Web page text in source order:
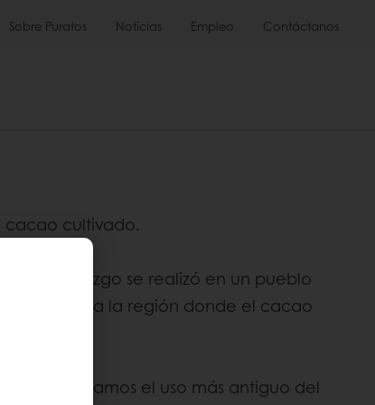
Sobre Puratos Noticias Empleo Contáctanos
cacao cultivado.
Este hallazgo se realizó en un pueblo
junto a la región donde el cacao
encontramos el uso más antiguo del